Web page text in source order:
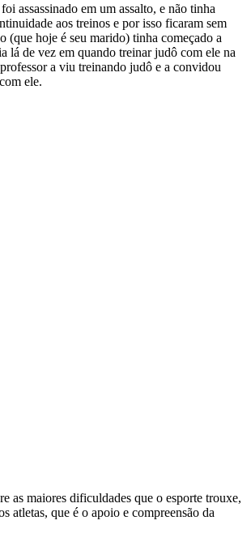
assassinado em um assalto, e não tinha
aos treinos e por isso ficaram sem
(que hoje é seu marido) tinha começado a
lá de vez em quando treinar judô com ele na
a viu treinando judô e a convidou
ele.
as maiores dificuldades que o esporte trouxe,
atletas, que é o apoio e compreensão da